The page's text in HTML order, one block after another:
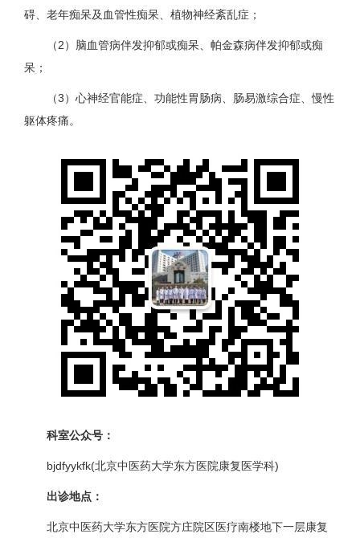
碍、老年痴呆及血管性痴呆、植物神经紊乱症；
（2）脑血管病伴发抑郁或痴呆、帕金森病伴发抑郁或痴
呆；
（3）心神经官能症、功能性胃肠病、肠易激综合症、慢性
躯体疼痛。
科室公众号：
bjdfyykfk(北京中医药大学东方医院康复医学科)
出诊地点：
北京中医药大学东方医院方庄院区医疗南楼地下一层康复